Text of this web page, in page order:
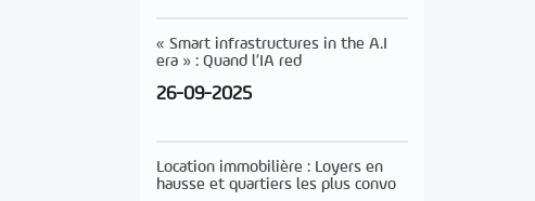
« Smart infrastructures in the A.I
era » : Quand l’IA red
26-09-2025
Location immobilière : Loyers en
hausse et quartiers les plus convo